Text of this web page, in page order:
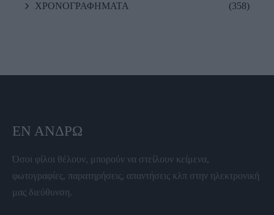
ΧΡΟΝΟΓΡΑΦΗΜΑΤΑ (358)
ΕΝ ΆΝΔΡΩ
Όσοι φίλοι θέλουν, μπορούν να στείλουν κείμενα,
φωτογραφίες, παρατηρήσεις, απαντήσεις κλπ στην ηλεκτρονική
μας διεύθυνση.